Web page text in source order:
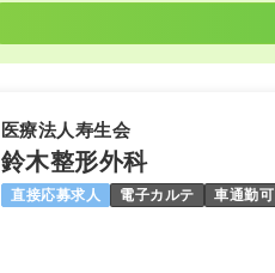
医療法人寿生会
鈴木整形外科
直接応募求人 電子カルテ 車通勤可